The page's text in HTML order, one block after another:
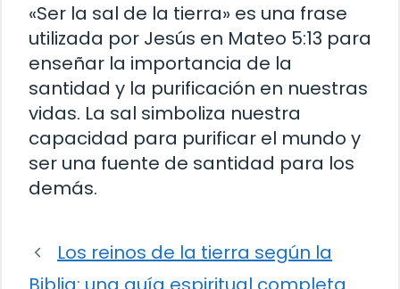
«Ser la sal de la tierra» es una frase
utilizada por Jesús en Mateo 5:13 para
enseñar la importancia de la
santidad y la purificación en nuestras
vidas. La sal simboliza nuestra
capacidad para purificar el mundo y
ser una fuente de santidad para los
demás.
Los reinos de la tierra según la